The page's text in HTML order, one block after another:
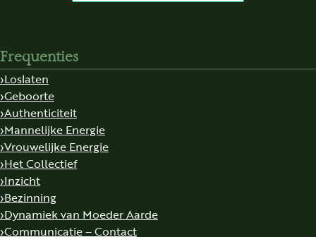
Frequenties
Loslaten
Geboorte
Authenticiteit
Mannelijke Energie
Vrouwelijke Energie
Het Collectief
Inzicht
Bezinning
Dynamiek van Moeder Aarde
Communicatie – Contact